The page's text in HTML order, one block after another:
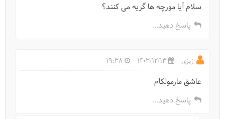
حیات وحش-گورخر ایرانی
سلام آیا مورچه ها گریه می کنند؟
پاسخ دهید...
زیزی 1403/12/13
19:38
عاشق مارمولکام
پاسخ دهید...